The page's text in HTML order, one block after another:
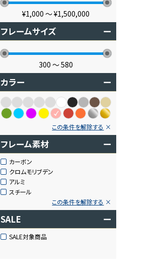
¥1,000 〜¥1,500,000
フレームサイズ ー
300 〜580
カラー ー
この条件を解除する
フレーム素材 ー
カーボン
クロムモリブデン
アルミ
スチール
この条件を解除する
SALE ー
SALE対象商品